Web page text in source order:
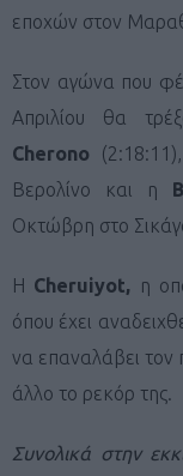
εποχών στον
Στον αγώνα που
Απριλίου θα
Cherono
Βερολίνο και η
Οκτώβρη στο
Η Cheruiyot, η
όπου έχει
να επαναλάβει τον
άλλο το ρεκόρ της.
Συνολικά στην